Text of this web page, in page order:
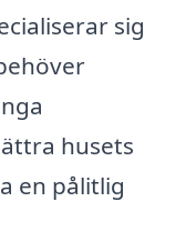
sig
husets
en pålitlig